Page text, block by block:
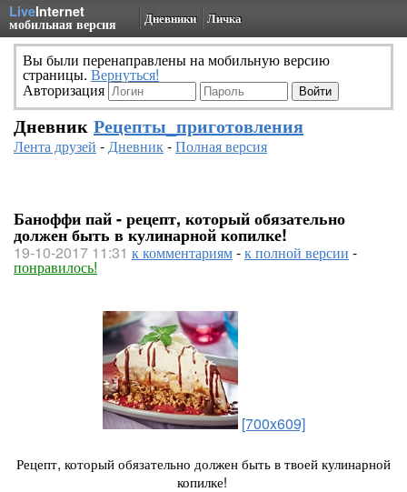
LiveInternet
мобильная версия Дневники Личка
Вы были перенаправлены на мобильную версию
страницы. Вернуться!
Авторизация
Дневник Рецепты_приготовления
Лента друзей -Дневник-Полная версия
Баноффи пай - рецепт, который обязательно
должен быть в кулинарной копилке!
19-10-2017 11:31 к комментариям-к полной версии -
понравилось!
[700x609]
Рецепт, который обязательно должен быть в твоей кулинарной
копилке!